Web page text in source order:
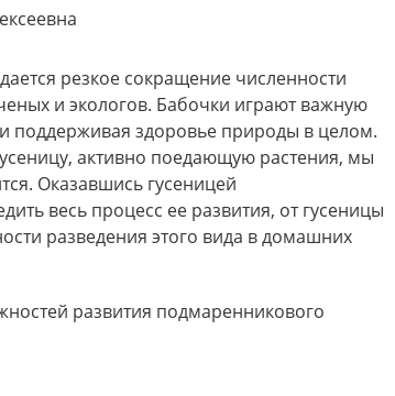
резкое сокращение численности
и экологов. Бабочки играют важную
поддерживая здоровье природы в целом.
активно поедающую растения, мы
Оказавшись гусеницей
весь процесс ее развития, от гусеницы
разведения этого вида в домашних
развития подмаренникового